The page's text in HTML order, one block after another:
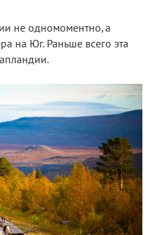
не одномоментно, а
на Юг. Раньше всего эта